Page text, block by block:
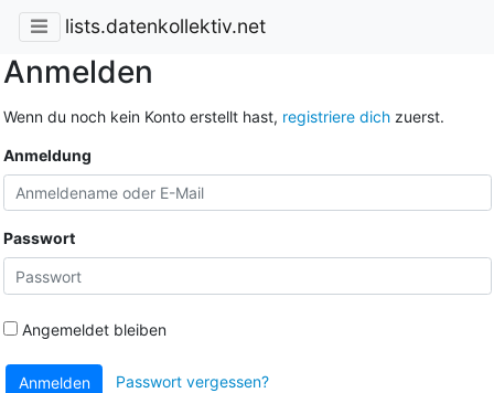
lists.datenkollektiv.net
Anmelden
Wenn du noch kein Konto erstellt hast, registriere dichzuerst.
Anmeldung
Passwort
Angemeldet bleiben
Anmelden Passwort vergessen?